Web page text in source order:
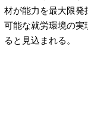
材が能力を最大限発
可能な就労環境の実
ると見込まれる。